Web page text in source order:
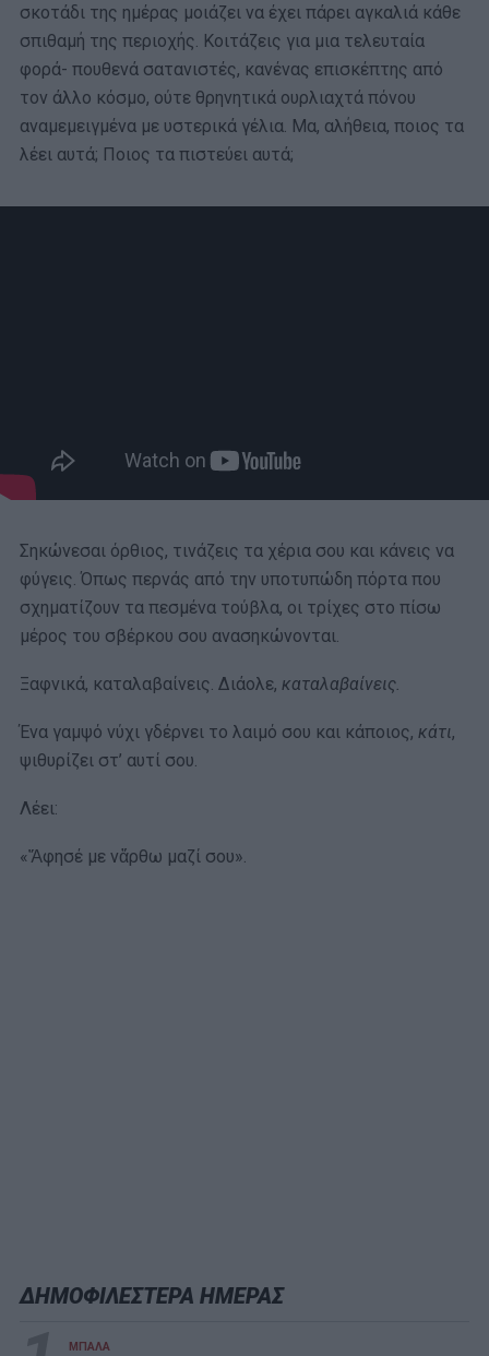
σκοτάδι της ημέρας μοιάζει να έχει πάρει αγκαλιά κάθε
σπιθαμή της περιοχής. Κοιτάζεις για μια τελευταία
φορά- πουθενά σατανιστές, κανένας επισκέπτης από
τον άλλο κόσμο, ούτε θρηνητικά ουρλιαχτά πόνου
αναμεμειγμένα με υστερικά γέλια. Μα, αλήθεια, ποιος τα
λέει αυτά; Ποιος τα πιστεύει αυτά;
Σηκώνεσαι όρθιος, τινάζεις τα χέρια σου και κάνεις να
φύγεις. Όπως περνάς από την υποτυπώδη πόρτα που
σχηματίζουν τα πεσμένα τούβλα, οι τρίχες στο πίσω
μέρος του σβέρκου σου ανασηκώνονται.
Ξαφνικά, καταλαβαίνεις. Διάολε, καταλαβαίνεις.
Ένα γαμψό νύχι γδέρνει το λαιμό σου και κάποιος, κάτι,
ψιθυρίζει στ’ αυτί σου.
Λέει:
«Ἄφησέ με νἄρθω μαζί σου».
ΔΗΜΟΦΙΛΕΣΤΕΡΑ ΗΜΕΡΑΣ
ΜΠΑΛΑ